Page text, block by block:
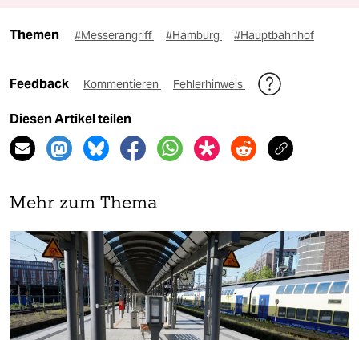
Themen #Messerangriff #Hamburg #Hauptbahnhof
Feedback Kommentieren Fehlerhinweis
Diesen Artikel teilen
Mehr zum Thema